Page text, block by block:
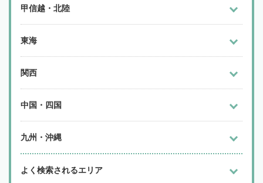
甲信越・北陸
東海
関西
中国・四国
九州・沖縄
よく検索されるエリア